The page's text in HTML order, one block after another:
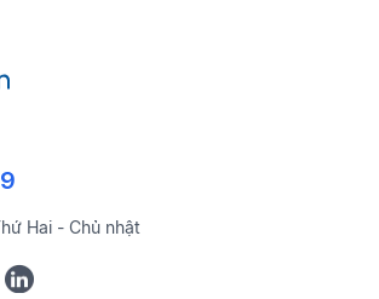
Hai - Chủ nhật